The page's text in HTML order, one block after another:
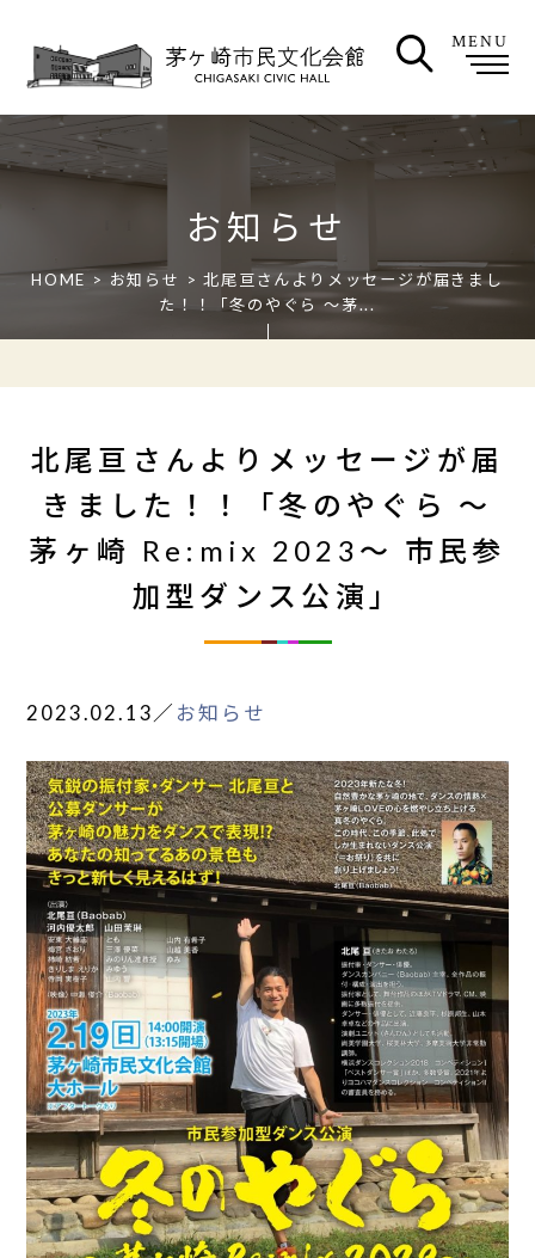
MENU
お知らせ
HOME > お知らせ
> 北尾亘さんよりメッセージが届きまし
た！！「冬のやぐら ～茅...
北尾亘さんよりメッセージが届
きました！！「冬のやぐら ～
茅ヶ崎 Re:mix 2023～ 市民参
加型ダンス公演」
2023.02.13／ お知らせ